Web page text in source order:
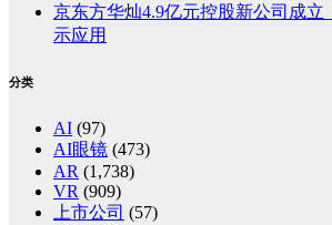
京东方华灿4.9亿元控股新公司成立
示应用
分类
AI (97)
AI眼镜 (473)
AR (1,738)
VR (909)
上市公司 (57)